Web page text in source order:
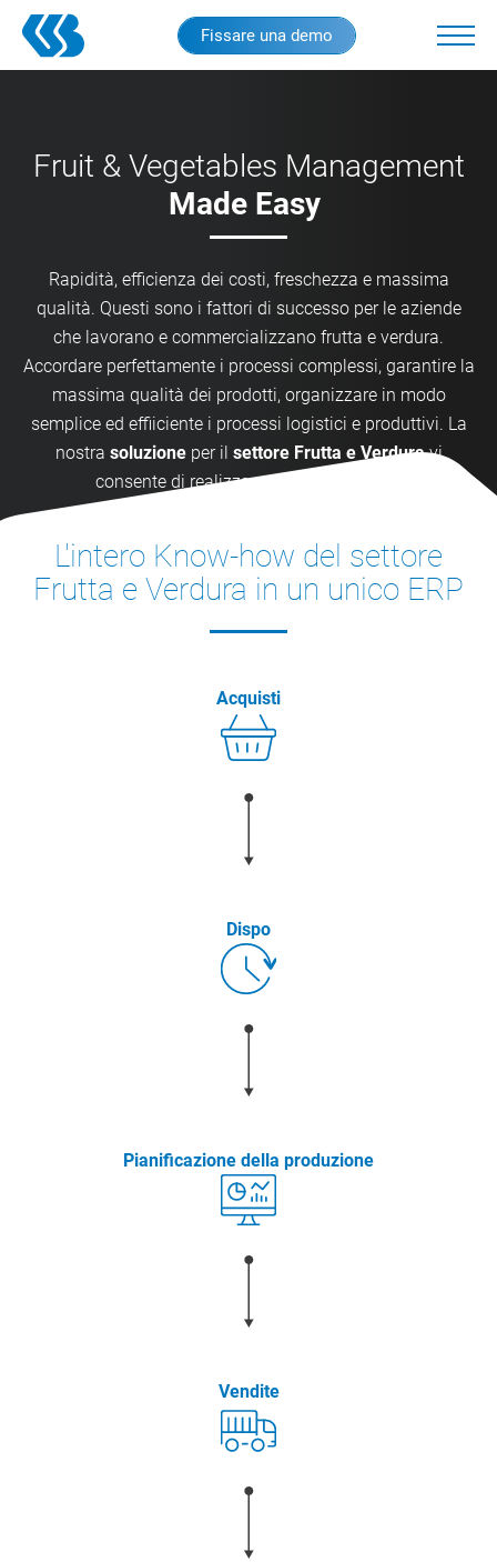
Skip
main
Fissare una demo
L'ERP-System per il settore
Frutta e Verdura
Fruit & Vegetables Management
Made Easy
Rapidità, efficienza dei costi, freschezza e massima
qualità. Questi sono i fattori di successo per le aziende
che lavorano e commercializzano frutta e verdura.
Accordare perfettamente i processi complessi, garantire la
massima qualità dei prodotti, organizzare in modo
semplice ed effiiciente i processi logistici e produttivi. La
nostra soluzione per il settore Frutta e Verduravi
consente di realizzare processi perfetti.
L'intero Know-how del settore
Frutta e Verdura in un unico ERP
Acquisti
Dispo
Pianificazione della produzione
Vendite